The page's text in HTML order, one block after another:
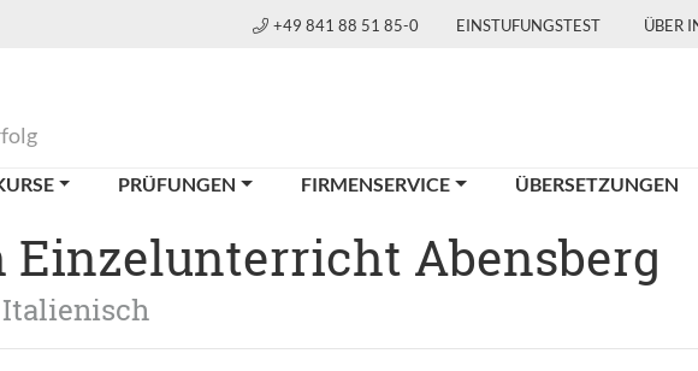
+49 841 88 51 85-0 EINSTUFUNGSTEST ÜBER
PRÜFUNGEN FIRMENSERVICE ÜBERSETZUNGEN
Abensberg